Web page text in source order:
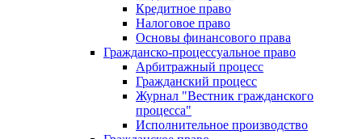
Кредитное право
Налоговое право
Основы финансового права
Гражданско-процессуальное право
Арбитражный процесс
Гражданский процесс
Журнал "Вестник гражданского
процесса"
Исполнительное производство